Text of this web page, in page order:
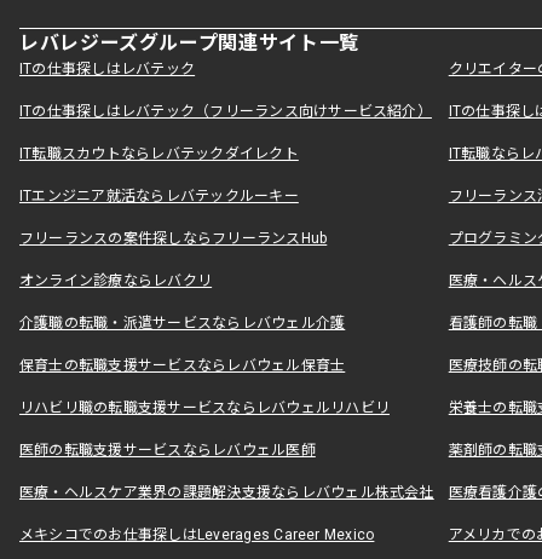
レバレジーズグループ関連サイト一覧
ITの仕事探しはレバテック クリエイタ
ITの仕事探しはレバテック（フリーランス向けサービス紹介） ITの仕事探
IT転職スカウトならレバテックダイレクト IT転職なら
ITエンジニア就活ならレバテックルーキー フリーラン
フリーランスの案件探しならフリーランスHub プログラミ
オンライン診療ならレバクリ 医療・ヘル
介護職の転職・派遣サービスならレバウェル介護 看護師の転
保育士の転職支援サービスならレバウェル保育士 医療技師の
リハビリ職の転職支援サービスならレバウェルリハビリ 栄養士の転
医師の転職支援サービスならレバウェル医師 薬剤師の転
医療・ヘルスケア業界の課題解決支援ならレバウェル株式会社 医療看護介
メキシコでのお仕事探しはLeverages Career Mexico アメリカで